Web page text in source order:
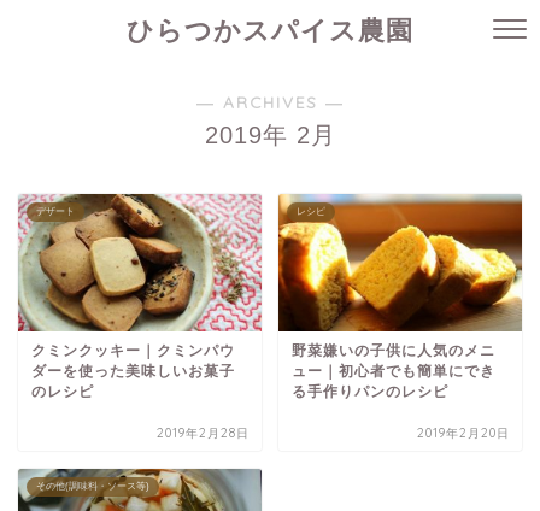
ひらつかスパイス農園
― ARCHIVES ―
2019年 2月
デザート
クミンクッキー｜クミンパウ
ダーを使った美味しいお菓子
のレシピ
2019年2月28日
レシピ
野菜嫌いの子供に人気のメニ
ュー｜初心者でも簡単にでき
る手作りパンのレシピ
2019年2月20日
その他(調味料・ソース等)